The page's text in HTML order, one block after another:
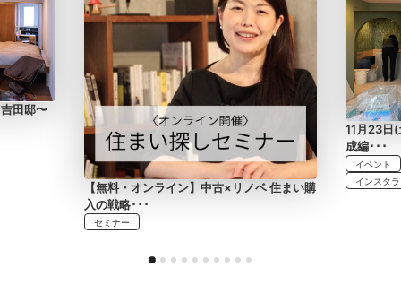
田邸〜
【無料・オンライン】中古×リノベ 住まい購
入の戦略･･･
セミナー
11月23日
成編･･･
イベント
インスタ